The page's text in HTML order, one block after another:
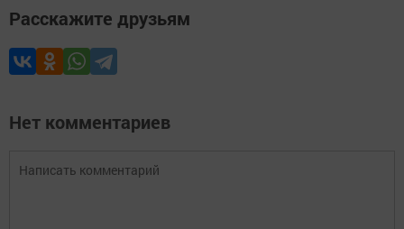
Расскажите друзьям
Нет комментариев